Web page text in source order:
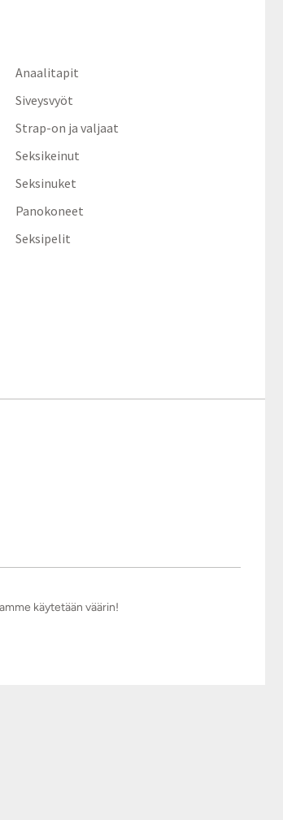
Anaalitapit
Siveysvyöt
Strap-on ja valjaat
Seksikeinut
Seksinuket
Panokoneet
Seksipelit
käytetään väärin!